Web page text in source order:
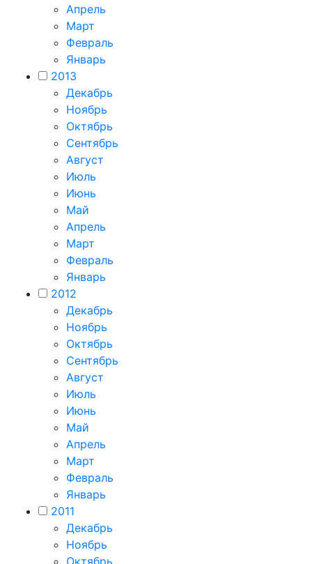
Апрель
Март
Февраль
Январь
2013
Декабрь
Ноябрь
Октябрь
Сентябрь
Август
Июль
Июнь
Май
Апрель
Март
Февраль
Январь
2012
Декабрь
Ноябрь
Октябрь
Сентябрь
Август
Июль
Июнь
Май
Апрель
Март
Февраль
Январь
2011
Декабрь
Ноябрь
Октябрь